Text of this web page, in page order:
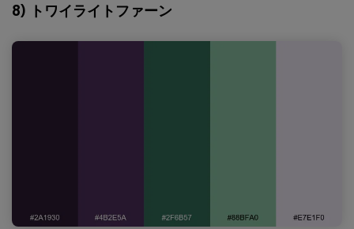
8) トワイライトファーン